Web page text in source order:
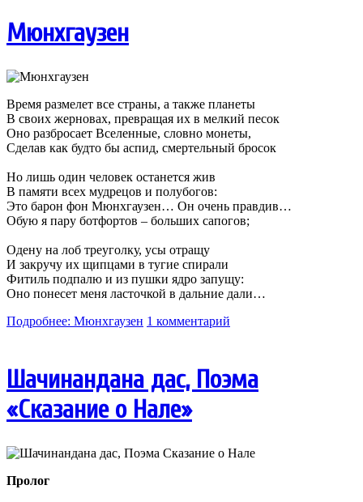
Мюнхгаузен
Время размелет все страны, а также планеты
В своих жерновах, превращая их в мелкий песок
Оно разбросает Вселенные, словно монеты,
Сделав как будто бы аспид, смертельный бросок
Но лишь один человек останется жив
В памяти всех мудрецов и полубогов:
Это барон фон Мюнхгаузен… Он очень правдив…
Обую я пару ботфортов – больших сапогов;
Одену на лоб треуголку, усы отращу
И закручу их щипцами в тугие спирали
Фитиль подпалю и из пушки ядро запущу:
Оно понесет меня ласточкой в дальние дали…
Подробнее: Мюнхгаузен 1 комментарий
Шачинандана дас, Поэма
«Сказание о Нале»
Пролог